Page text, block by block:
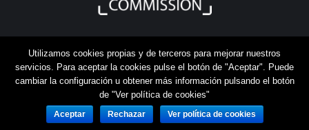
Aviso legal|Política de cookies
Utilizamos cookies propias y de terceros para mejorar nuestros
servicios. Para aceptar la cookies pulse el botón de "Aceptar". Puede
cambiar la configuración u obtener más información pulsando el botón
de "Ver política de cookies"
Aceptar Rechazar Ver política de cookies